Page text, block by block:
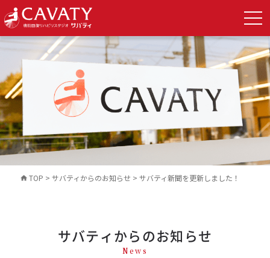
TOP > サバティからのお知らせ> サバティ新聞を更新しました！
サバティからのお知らせ
News